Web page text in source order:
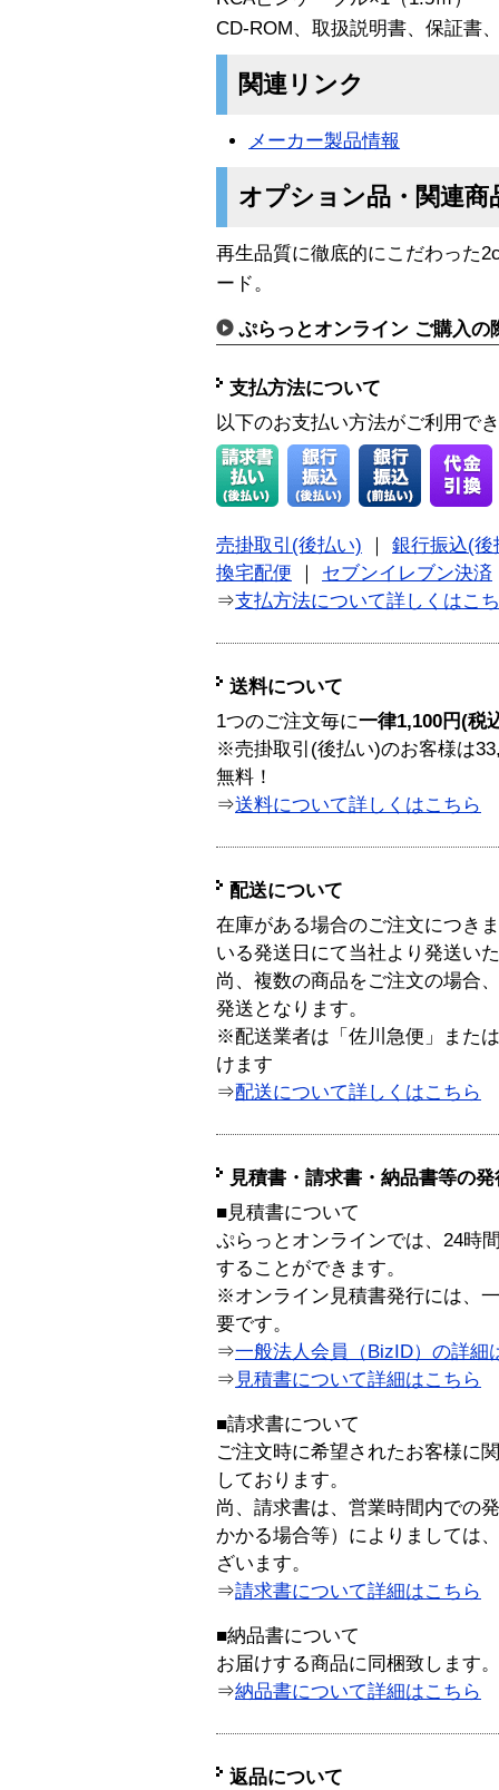
CD-ROM、取扱説明書、保証書
関連リンク
メーカー製品情報
オプション品・関連商
再生品質に徹底的にこだわった
ード。
ぷらっとオンライン ご購入の
支払方法について
以下のお支払い方法がご利用で
売掛取引(後払い)
銀行振込(後
換宅配便
セブンイレブン決済
⇒支払方法について詳しくはこ
送料について
1つのご注文毎に一律1,100円(税
※売掛取引(後払い)のお客様は
無料！
⇒送料について詳しくはこちら
配送について
在庫がある場合のご注文につき
いる発送日にて当社より発送い
尚、複数の商品をご注文の場合
発送となります。
※配送業者は「佐川急便」また
けます
⇒配送について詳しくはこちら
見積書・請求書・納品書等の
■見積書について
ぷらっとオンラインでは、24時
することができます。
※オンライン見積書発行には、
要です。
⇒一般法人会員（BizID）の詳細
⇒ 見積書について詳細はこちら
■請求書について
ご注文時に希望されたお客様に
しております。
尚、請求書は、営業時間内での
かかる場合等）によりましては
ざいます。
⇒請求書について詳細はこちら
■納品書について
お届けする商品に同梱致します。
⇒納品書について詳細はこちら
返品について